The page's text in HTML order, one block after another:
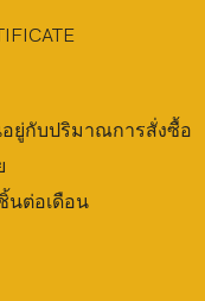
ยู่กับปริมาณการสั่งซื้อ
นต่อเดือน